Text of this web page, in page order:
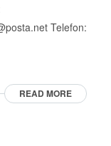
Telefon:
READ MORE